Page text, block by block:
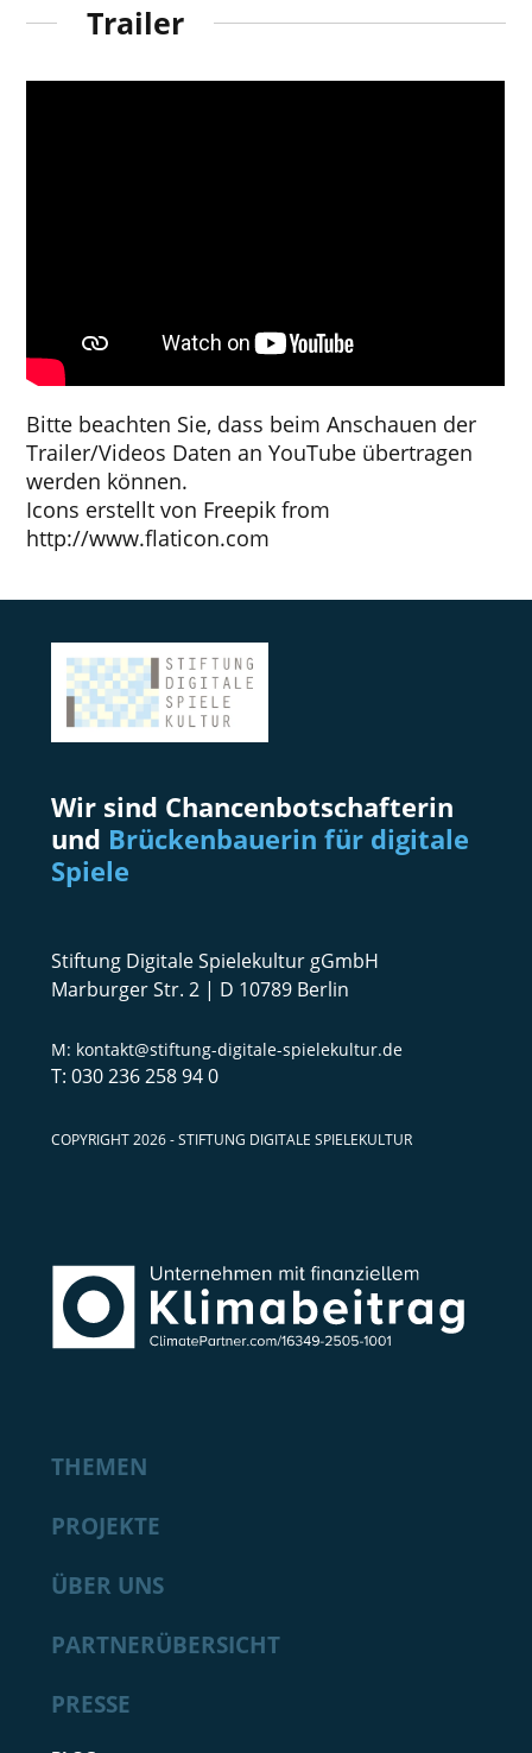
Trailer
Bitte beachten Sie, dass beim Anschauen der
Trailer/Videos Daten an YouTube übertragen
werden können.
Icons erstellt von Freepik from
http://www.flaticon.com
Wir sind Chancenbotschafterin
und Brückenbauerin für digitale
Spiele
Stiftung Digitale Spielekultur gGmbH
Marburger Str. 2 | D 10789 Berlin
kontakt@stiftung-digitale-spielekultur.de
030 236 258 94 0
COPYRIGHT 2026 - STIFTUNG DIGITALE SPIELEKULTUR
THEMEN
PROJEKTE
ÜBER UNS
PARTNERÜBERSICHT
PRESSE